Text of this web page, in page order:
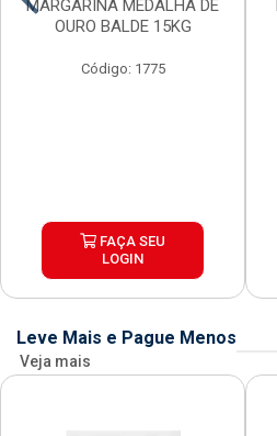
MARGARINA MEDALHA DE
OURO BALDE 15KG
Código: 1775
FAÇA SEU
LOGIN
Leve Mais e Pague Menos
Veja mais